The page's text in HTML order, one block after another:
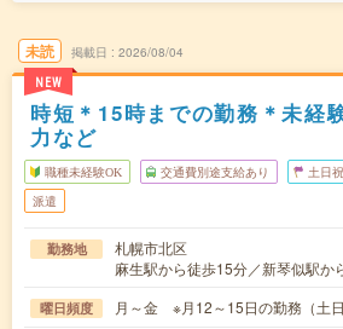
未読
NEW
掲載日 2026/08/04
時短＊15時までの勤務＊未経
力など
職種未経験OK 交通費別途支給あり 土日
派遣
勤務地
札幌市北区
麻生駅から徒歩15分／新琴似駅か
曜日頻度 月～金 ※月12～15日の勤務（土日